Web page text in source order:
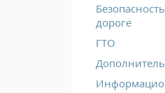
дороге
ГТО